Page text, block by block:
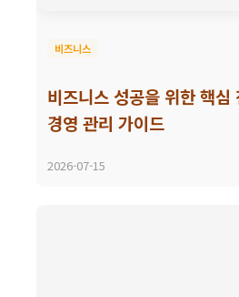
비즈니스
비즈니스 성공을 위한 핵심
경영 관리 가이드
2026-07-15